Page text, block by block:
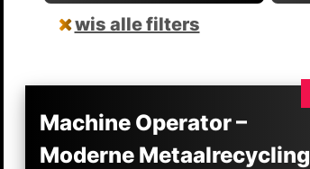
wis alle filters
Machine Operator –
Moderne Metaalrecycling